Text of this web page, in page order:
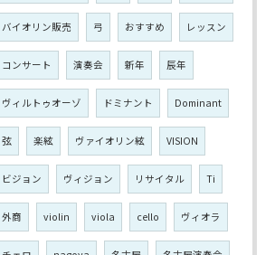
バイオリン販売 弓 おすすめ レッスン
コンサート 演奏会 新年 辰年
ヴィルトゥオーゾ ドミナント Dominant
弦 楽絃 ヴァイオリン絃 VISION
ビジョン ヴィジョン リサイタル Ti
外商 violin viola cello ヴィオラ